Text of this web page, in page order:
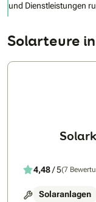
und Dienstleistungen
Solarteure
4,48/ 5(7
Solaranlagen